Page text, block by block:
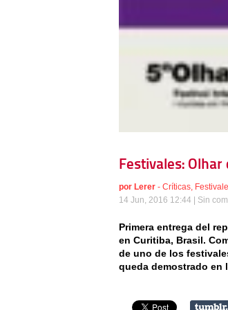
Festivales: Olhar
por Lerer - Críticas,
14 Jun, 2016 12:44 | Sin
Primera entrega del
en Curitiba, Brasil.
de uno de los
queda demostrado